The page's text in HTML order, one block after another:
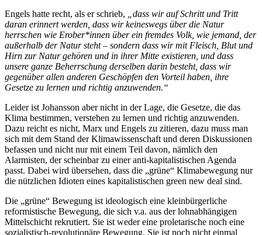
Engels hatte recht, als er schrieb,
„dass wir auf Schritt und Tritt
daran erinnert werden, dass wir keineswegs über die Natur
herrschen wie Erober*innen über ein fremdes Volk, wie jemand, der
außerhalb der Natur steht – sondern dass wir mit Fleisch, Blut und
Hirn zur Natur gehören und in ihrer Mitte existieren, und dass
unsere ganze Beherrschung derselben darin besteht, dass wir
gegenüber allen anderen Geschöpfen den Vorteil haben, ihre
Gesetze zu lernen und richtig anzuwenden.“
Leider ist Johansson aber nicht in der Lage, die Gesetze, die das
Klima bestimmen, verstehen zu lernen und richtig anzuwenden.
Dazu reicht es nicht, Marx und Engels zu zitieren, dazu muss man
sich mit dem Stand der Klimawissenschaft und deren Diskussionen
befassen und nicht nur mit einem Teil davon, nämlich den
Alarmisten, der scheinbar zu einer anti-kapitalistischen Agenda
passt. Dabei wird übersehen, dass die „grüne“ Klimabewegung nur
die nützlichen Idioten eines kapitalistischen green new deal sind.
Die „grüne“ Bewegung ist ideologisch eine kleinbürgerliche
reformistische Bewegung, die sich v.a. aus der lohnabhängigen
Mittelschicht rekrutiert. Sie ist weder eine proletarische noch eine
sozialistisch-revolutionäre Bewegung. Sie ist noch nicht einmal